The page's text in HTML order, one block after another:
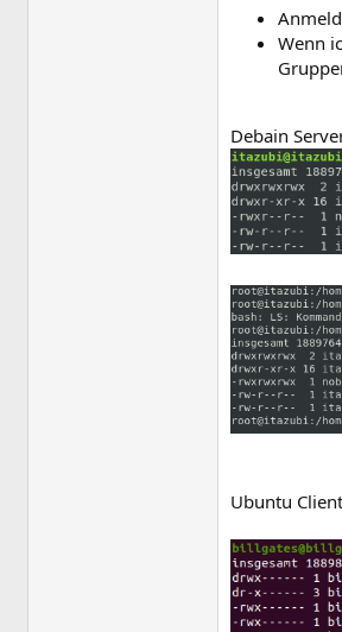
Wenn
Debain
Ubuntu